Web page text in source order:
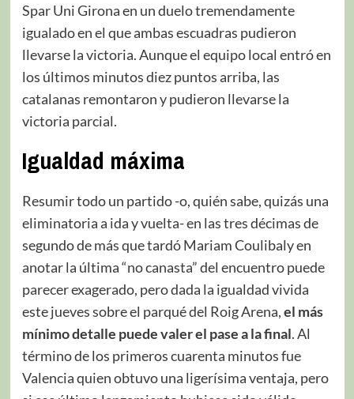
Spar Uni Girona en un duelo tremendamente
igualado en el que ambas escuadras pudieron
llevarse la victoria. Aunque el equipo local entró en
los últimos minutos diez puntos arriba, las
catalanas remontaron y pudieron llevarse la
victoria parcial.
Igualdad máxima
Resumir todo un partido -o, quién sabe, quizás una
eliminatoria a ida y vuelta- en las tres décimas de
segundo de más que tardó Mariam Coulibaly en
anotar la última “no canasta” del encuentro puede
parecer exagerado, pero dada la igualdad vivida
este jueves sobre el parqué del Roig Arena,el más
mínimo detalle puede valer el pase a la final. Al
término de los primeros cuarenta minutos fue
Valencia quien obtuvo una ligerísima ventaja, pero